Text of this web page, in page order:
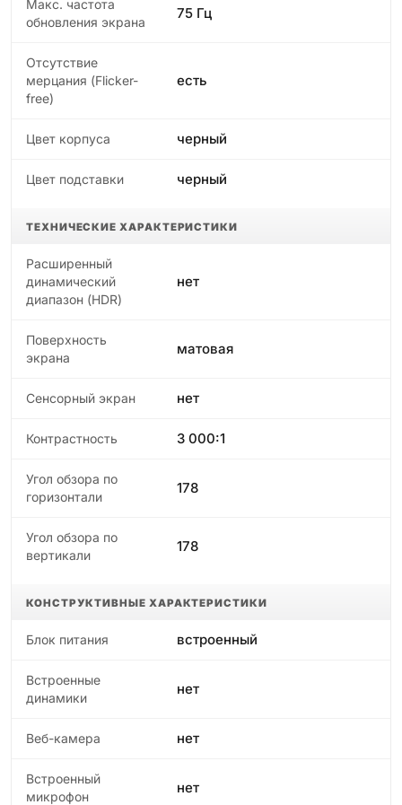
Макс. частота
обновления экрана
75 Гц
Отсутствие
мерцания (Flicker-
free)
есть
Цвет корпуса черный
Цвет подставки черный
ТЕХНИЧЕСКИЕ ХАРАКТЕРИСТИКИ
Расширенный
динамический
диапазон (HDR)
нет
Поверхность
экрана
матовая
Сенсорный экран нет
Контрастность 3 000:1
Угол обзора по
горизонтали
178
Угол обзора по
вертикали
178
КОНСТРУКТИВНЫЕ ХАРАКТЕРИСТИКИ
Блок питания встроенный
Встроенные
динамики
нет
Веб-камера нет
Встроенный
микрофон
нет